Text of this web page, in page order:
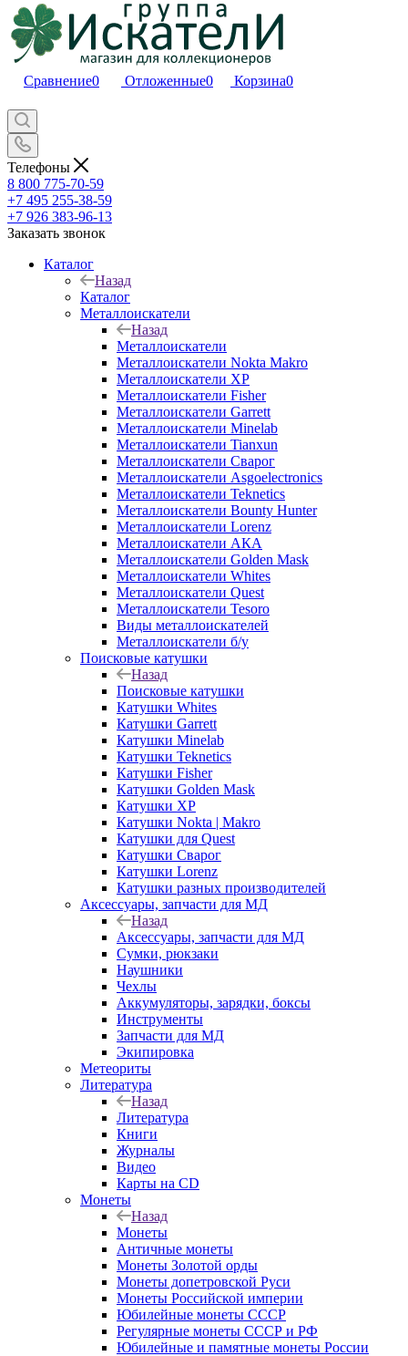
Сравнение0 Отложенные0 Корзина0
Телефоны
8 800 775-70-59
+7 495 255-38-59
+7 926 383-96-13
Заказать звонок
Каталог
Назад
Каталог
Металлоискатели
Назад
Металлоискатели
Металлоискатели Nokta Makro
Металлоискатели XP
Металлоискатели Fisher
Металлоискатели Garrett
Металлоискатели Minelab
Металлоискатели Tianxun
Металлоискатели Сварог
Металлоискатели Asgoelectronics
Металлоискатели Teknetics
Металлоискатели Bounty Hunter
Металлоискатели Lorenz
Металлоискатели АКА
Металлоискатели Golden Mask
Металлоискатели Whites
Металлоискатели Quest
Металлоискатели Tesoro
Виды металлоискателей
Металлоискатели б/у
Поисковые катушки
Назад
Поисковые катушки
Катушки Whites
Катушки Garrett
Катушки Minelab
Катушки Teknetics
Катушки Fisher
Катушки Golden Mask
Катушки XP
Катушки Nokta | Makro
Катушки для Quest
Катушки Сварог
Катушки Lorenz
Катушки разных производителей
Аксессуары, запчасти для МД
Назад
Аксессуары, запчасти для МД
Сумки, рюкзаки
Наушники
Чехлы
Аккумуляторы, зарядки, боксы
Инструменты
Запчасти для МД
Экипировка
Метеориты
Литература
Назад
Литература
Книги
Журналы
Видео
Карты на CD
Монеты
Назад
Монеты
Античные монеты
Монеты Золотой орды
Монеты допетровской Руси
Монеты Российской империи
Юбилейные монеты СССР
Регулярные монеты СССР и РФ
Юбилейные и памятные монеты России